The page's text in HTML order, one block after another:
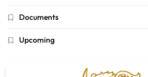
Documents
Upcoming